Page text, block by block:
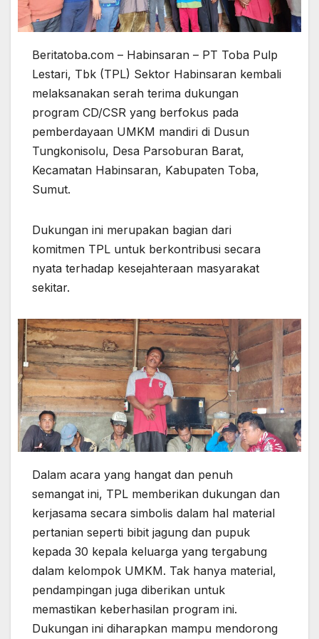
Beritatoba.com – Habinsaran – PT Toba Pulp
Lestari, Tbk (TPL) Sektor Habinsaran kembali
melaksanakan serah terima dukungan
program CD/CSR yang berfokus pada
pemberdayaan UMKM mandiri di Dusun
Tungkonisolu, Desa Parsoburan Barat,
Kecamatan Habinsaran, Kabupaten Toba,
Sumut.
Dukungan ini merupakan bagian dari
komitmen TPL untuk berkontribusi secara
nyata terhadap kesejahteraan masyarakat
sekitar.
Dalam acara yang hangat dan penuh
semangat ini, TPL memberikan dukungan dan
kerjasama secara simbolis dalam hal material
pertanian seperti bibit jagung dan pupuk
kepada 30 kepala keluarga yang tergabung
dalam kelompok UMKM. Tak hanya material,
pendampingan juga diberikan untuk
memastikan keberhasilan program ini.
Dukungan ini diharapkan mampu mendorong